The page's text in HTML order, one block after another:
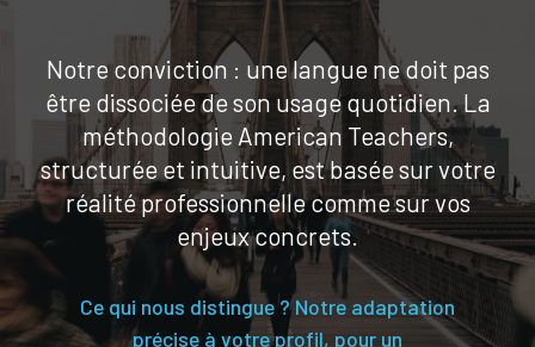
Notre conviction : une langue ne doit pas
être dissociée de son usage quotidien. La
méthodologie American Teachers,
structurée et intuitive, est basée sur votre
réalité professionnelle comme sur vos
enjeux concrets.
Ce qui nous distingue ? Notre adaptation
précise à votre profil, pour un